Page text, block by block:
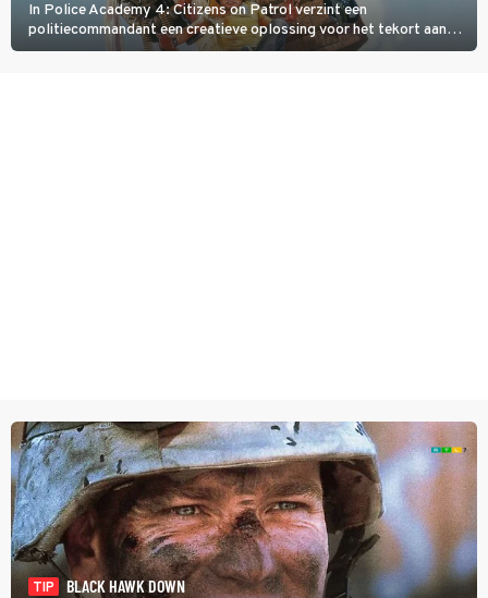
In Police Academy 4: Citizens on Patrol verzint een
politiecommandant een creatieve oplossing voor het tekort aan
agenten.
TIP
BLACK HAWK DOWN